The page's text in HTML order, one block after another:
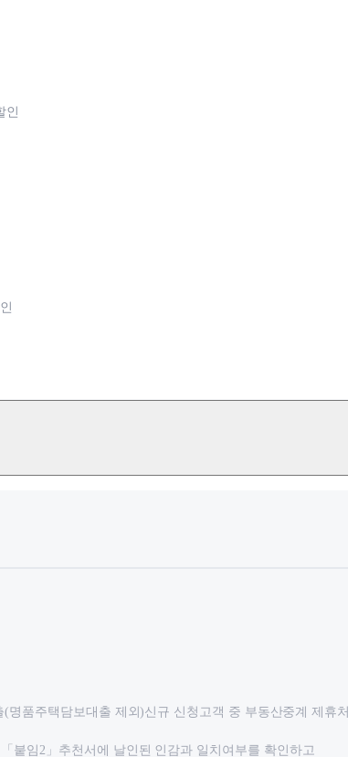
인
명품주택담보대출 제외)신규 신청고객 중 부동산중계 제휴처
붙임2」추천서에 날인된 인감과 일치여부를 확인하고